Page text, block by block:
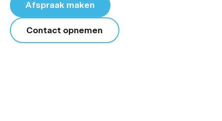
Afspraak maken
Contact opnemen